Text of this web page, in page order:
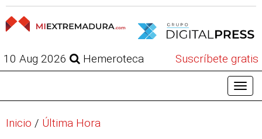
10 Aug 2026 Hemeroteca Suscríbete gratis
Inicio / Última Hora